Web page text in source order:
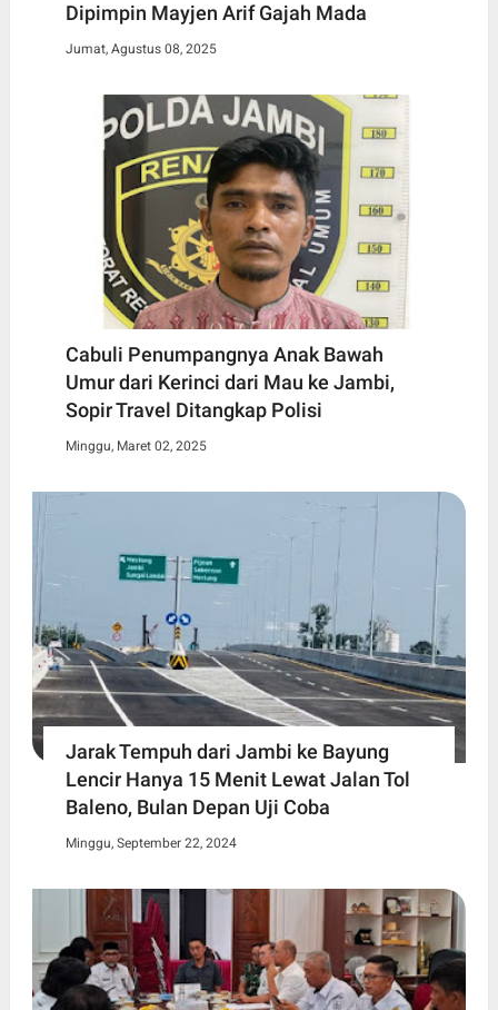
Dipimpin Mayjen Arif Gajah Mada
Jumat, Agustus 08, 2025
Cabuli Penumpangnya Anak Bawah
Umur dari Kerinci dari Mau ke Jambi,
Sopir Travel Ditangkap Polisi
Minggu, Maret 02, 2025
Jarak Tempuh dari Jambi ke Bayung
Lencir Hanya 15 Menit Lewat Jalan Tol
Baleno, Bulan Depan Uji Coba
Minggu, September 22, 2024